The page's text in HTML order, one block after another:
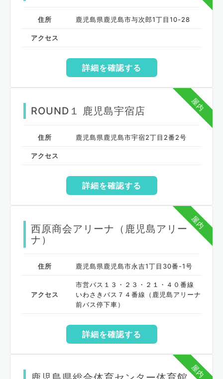
住所 鹿児島県鹿児島市与次郎1丁目10-28
アクセス
詳細を確認する
屋内
ROUND１ 鹿児島宇宿店
住所 鹿児島県鹿児島市宇宿2丁目2番2号
アクセス
詳細を確認する
屋内
西原商会アリーナ（鹿児島アリー
ナ）
住所 鹿児島県鹿児島市永吉1丁目30番-1号
アクセス
市営バス１３・２３・２１・４０番線
いわさきバス７４番線（鹿児島アリーナ
前バス停下車）
詳細を確認する
屋内